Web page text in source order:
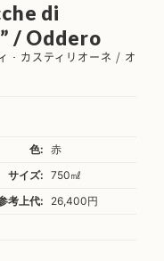
di
/ Oddero
・カスティリオーネ / オ
色:
赤
サイズ:
750㎖
考上代:
26,400円